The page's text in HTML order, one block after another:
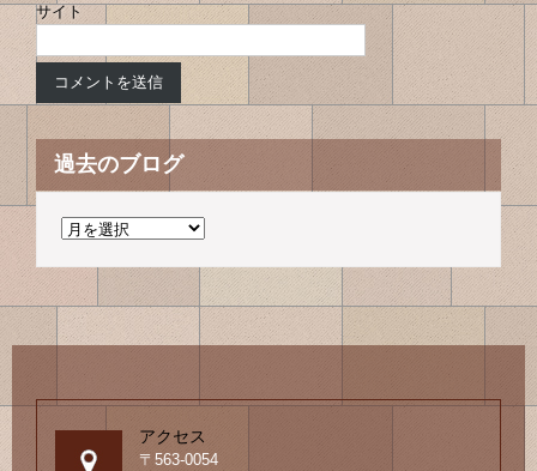
サイト
過去のブログ
過
の
ロ
グ
アクセス
〒563-0054